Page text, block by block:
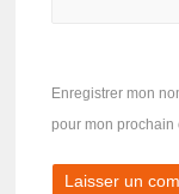
Enregistrer mon
pour mon prochain